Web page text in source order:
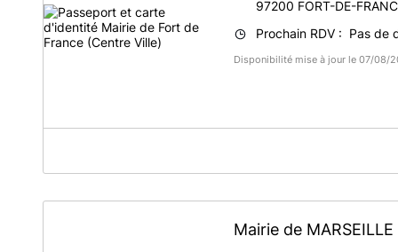
97200 FORT-DE-
Prochain RDV : Pas de
Disponibilité mise à jour le 07/08/
- Élaborer vos
Mairie de MARSEILLE